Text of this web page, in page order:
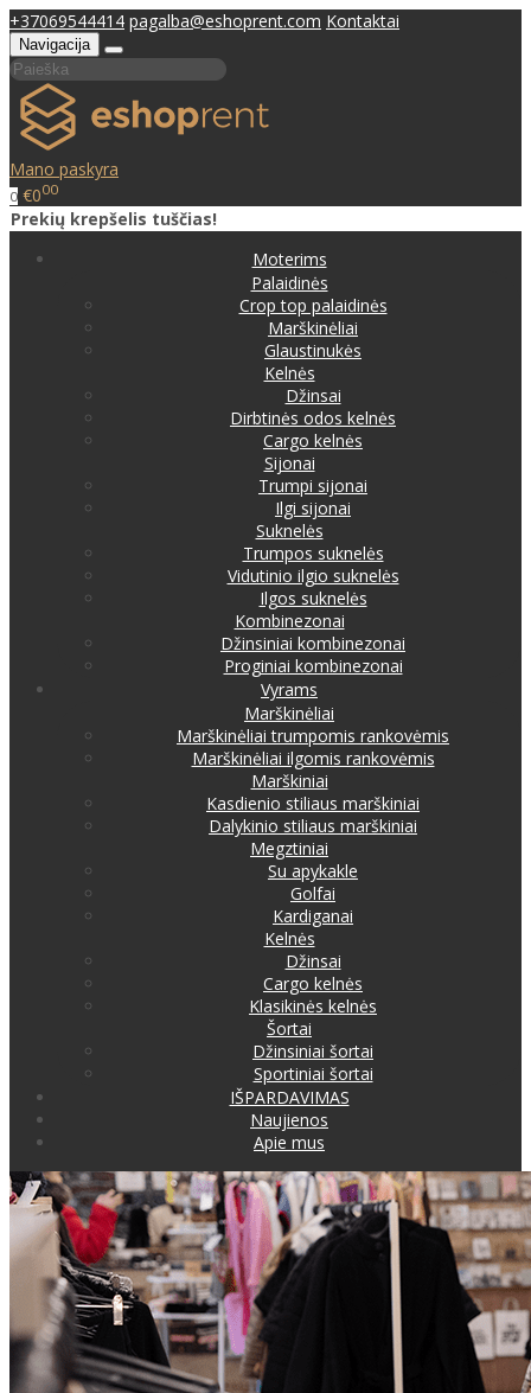
+37069544414 pagalba@eshoprent.com Kontaktai
Navigacija
Mano paskyra
0 €000
Prekių krepšelis tuščias!
Moterims
Palaidinės
Crop top palaidinės
Marškinėliai
Glaustinukės
Kelnės
Džinsai
Dirbtinės odos kelnės
Cargo kelnės
Sijonai
Trumpi sijonai
Ilgi sijonai
Suknelės
Trumpos suknelės
Vidutinio ilgio suknelės
Ilgos suknelės
Kombinezonai
Džinsiniai kombinezonai
Proginiai kombinezonai
Vyrams
Marškinėliai
Marškinėliai trumpomis rankovėmis
Marškinėliai ilgomis rankovėmis
Marškiniai
Kasdienio stiliaus marškiniai
Dalykinio stiliaus marškiniai
Megztiniai
Su apykakle
Golfai
Kardiganai
Kelnės
Džinsai
Cargo kelnės
Klasikinės kelnės
Šortai
Džinsiniai šortai
Sportiniai šortai
IŠPARDAVIMAS
Naujienos
Apie mus